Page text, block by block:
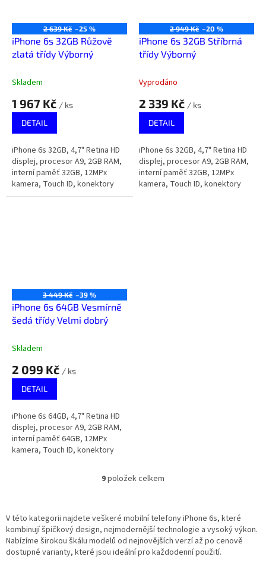
2 639 Kč –25 %
iPhone 6s 32GB Růžově
zlatá třídy Výborný
Skladem
1 967 Kč / ks
DETAIL
iPhone 6s 32GB, 4,7" Retina HD
displej, procesor A9, 2GB RAM,
interní paměť 32GB, 12MPx
kamera, Touch ID, konektory
Lightning a 3,5mm jack na
2 949 Kč –20 %
iPhone 6s 32GB Stříbrná
třídy Výborný
Vyprodáno
2 339 Kč / ks
DETAIL
iPhone 6s 32GB, 4,7" Retina HD
displej, procesor A9, 2GB RAM,
interní paměť 32GB, 12MPx
kamera, Touch ID, konektory
3 449 Kč –39 %
iPhone 6s 64GB Vesmírně
šedá třídy Velmi dobrý
Skladem
2 099 Kč / ks
DETAIL
iPhone 6s 64GB, 4,7" Retina HD
displej, procesor A9, 2GB RAM,
interní paměť 64GB, 12MPx
kamera, Touch ID, konektory
O
á
d
a
c
9položek celkem
V této kategorii najdete veškeré mobilní telefony iPhone 6s, které
kombinují špičkový design, nejmodernější technologie a vysoký výkon.
Nabízíme širokou škálu modelů od nejnovějších verzí až po cenově
dostupné varianty, které jsou ideální pro každodenní použití.